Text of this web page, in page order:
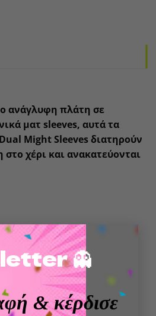
👻
& κέρδισε
ανάγλυφη πλάτη σε
ματ sleeves, αυτά τα
Might Sleeves διατηρούν
χέρι και ανακατεύονται
μεγέθους
TCG όπως Yu-Gi-Oh! και